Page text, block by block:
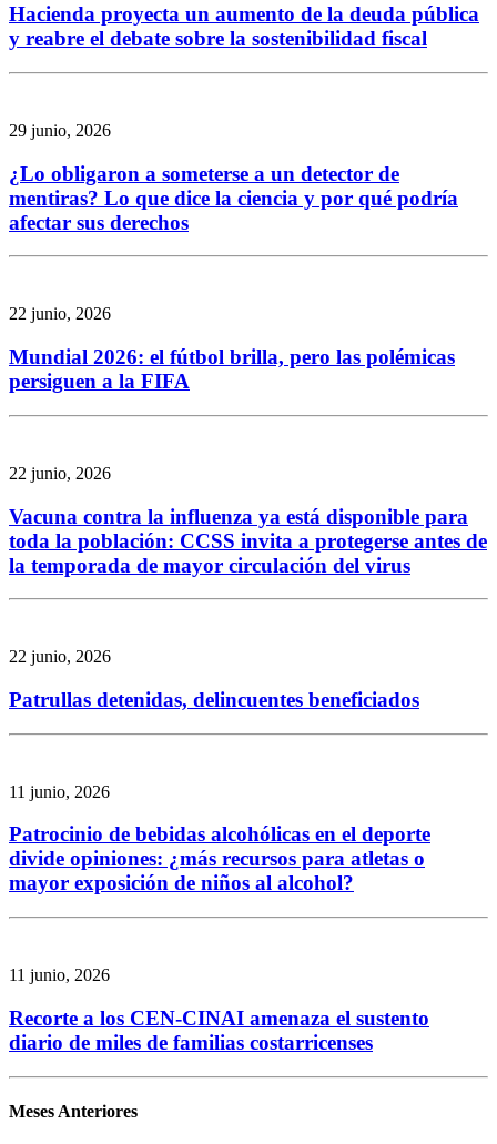
Hacienda proyecta un aumento de la deuda pública
y reabre el debate sobre la sostenibilidad fiscal
29 junio, 2026
¿Lo obligaron a someterse a un detector de
mentiras? Lo que dice la ciencia y por qué podría
afectar sus derechos
22 junio, 2026
Mundial 2026: el fútbol brilla, pero las polémicas
persiguen a la FIFA
22 junio, 2026
Vacuna contra la influenza ya está disponible para
toda la población: CCSS invita a protegerse antes de
la temporada de mayor circulación del virus
22 junio, 2026
Patrullas detenidas, delincuentes beneficiados
11 junio, 2026
Patrocinio de bebidas alcohólicas en el deporte
divide opiniones: ¿más recursos para atletas o
mayor exposición de niños al alcohol?
11 junio, 2026
Recorte a los CEN-CINAI amenaza el sustento
diario de miles de familias costarricenses
Meses Anteriores